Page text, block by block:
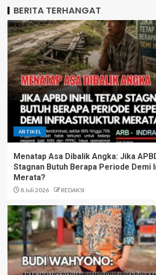
BERITA TERHANGAT
ARTIKEL
Menatap Asa Dibalik Angka: Jika
Stagnan Butuh Berapa Periode
Merata?
8 Juli 2026 REDAKSI